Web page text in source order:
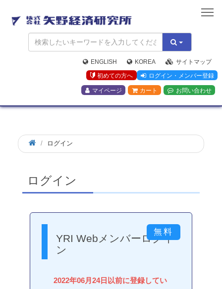
矢
野
経
済
研
究
所
ENGLISH KOREA
サイトマップ
初めての方へ
ログイン・メンバー登録
マイページ カート お問い合わせ
ログイン
ログイン
YRI Webメンバーログイ
ン
2022年06月24日以前に登録してい